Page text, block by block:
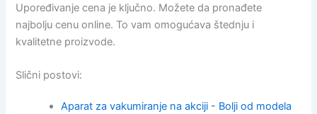
Upoređivanje cena je ključno. Možete da pronađete
najbolju cenu online. To vam omogućava štednju i
kvalitetne proizvode.
Slični postovi:
Aparat za vakumiranje na akciji - Bolji od modela